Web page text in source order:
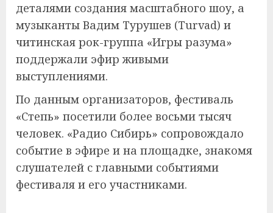
деталями создания масштабного шоу, а
музыканты Вадим Турушев (Turvad) и
читинская рок-группа «Игры разума»
поддержали эфир живыми
выступлениями.
По данным организаторов, фестиваль
«Степь» посетили более восьми тысяч
человек. «Радио Сибирь» сопровождало
событие в эфире и на площадке, знакомя
слушателей с главными событиями
фестиваля и его участниками.